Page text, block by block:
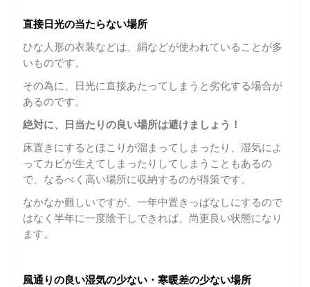
直接日光の当たらない場所
ひな人形の衣装などは、絹などが使われていることが多
いものです。
その為に、日光に直接あたってしまうと劣化する場合が
あるのです。
絶対に、日当たりの良い場所は避けましょう！
床置きにするとほこりが溜まってしまったり、湿気によ
ってカビが生えてしまったりしてしまうこともあるの
で、なるべく高い場所に収納するのが得策です。
なかなか難しいですが、一年中置きっぱなしにするので
はなく半年に一度陰干しできれば、尚更良い状態になり
ます。
風通りの良い湿気の少ない・寒暖差の少ない場所